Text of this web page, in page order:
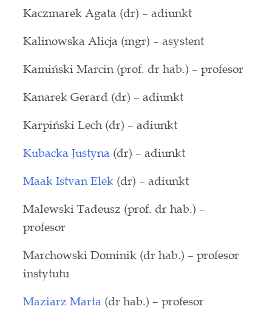
Kaczmarek Agata (dr) – adiunkt
Kalinowska Alicja (mgr) – asystent
Kamiński Marcin (prof. dr hab.) – profesor
Kanarek Gerard (dr) – adiunkt
Karpiński Lech (dr) – adiunkt
Kubacka Justyna (dr) – adiunkt
Maak Istvan Elek (dr) – adiunkt
Malewski Tadeusz (prof. dr hab.) –
profesor
Marchowski Dominik (dr hab.) – profesor
instytutu
Maziarz Marta (dr hab.) – profesor